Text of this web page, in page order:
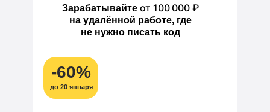
-60%
до 20 января
Зарабатывайте от 100 000 ₽
на удалённой работе, где
не нужно писать код